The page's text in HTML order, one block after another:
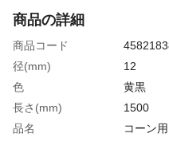
商品の詳細
商品コード
径(mm)
12
色
黄黒
長さ(mm)
1500
品名
コーン